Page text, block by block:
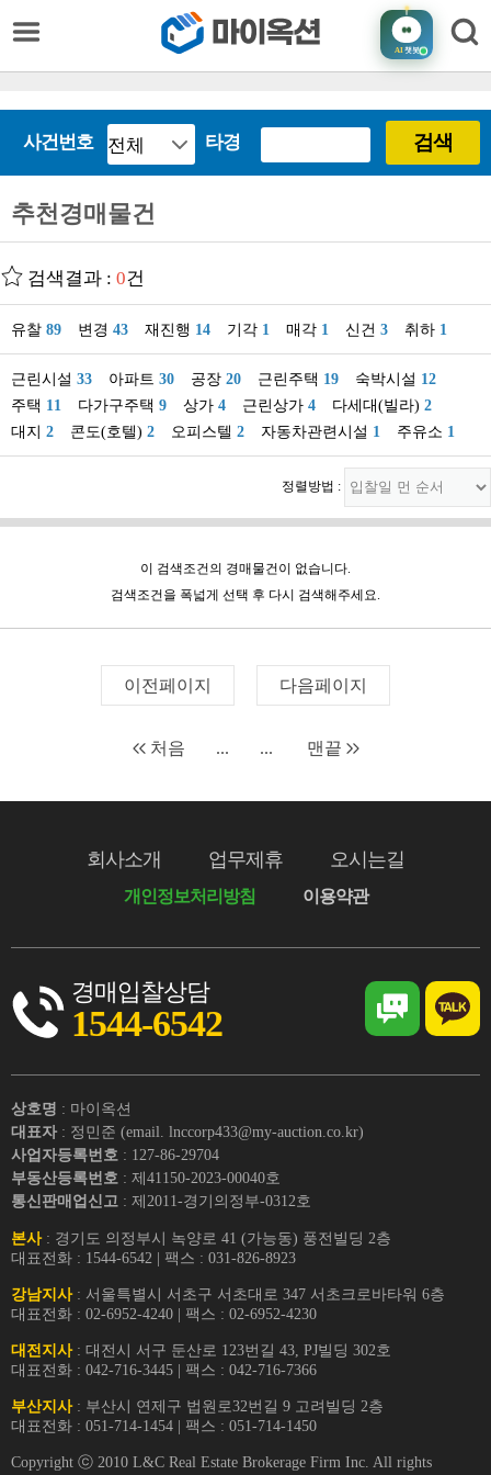
AI챗봇
사건번호 타경 검색
추천경매물건
검색결과 : 0건
유찰 89 변경 43 재진행 14 기각 1 매각 1 신건 3 취하 1
근린시설 33 아파트 30 공장 20 근린주택 19 숙박시설 12
주택 11 다가구주택 9 상가 4 근린상가 4 다세대(빌라) 2
대지 2 콘도(호텔) 2 오피스텔 2 자동차관련시설 1 주유소 1
정렬방법 :
이 검색조건의 경매물건이 없습니다.
검색조건을 폭넓게 선택 후 다시 검색해주세요.
이전페이지 다음페이지
처음 ... ... 맨끝
회사소개 업무제휴 오시는길
개인정보처리방침 이용약관
경매입찰상담
1544-6542
상호명 : 마이옥션
대표자 : 정민준 (email. lnccorp433@my-auction.co.kr)
사업자등록번호 : 127-86-29704
부동산등록번호 : 제41150-2023-00040호
통신판매업신고 : 제2011-경기의정부-0312호
본사: 경기도 의정부시 녹양로 41 (가능동) 풍전빌딩 2층
대표전화 : 1544-6542 | 팩스 : 031-826-8923
강남지사: 서울특별시 서초구 서초대로 347 서초크로바타워 6층
대표전화 : 02-6952-4240 | 팩스 : 02-6952-4230
대전지사: 대전시 서구 둔산로 123번길 43, PJ빌딩 302호
대표전화 : 042-716-3445 | 팩스 : 042-716-7366
부산지사: 부산시 연제구 법원로32번길 9 고려빌딩 2층
대표전화 : 051-714-1454 | 팩스 : 051-714-1450
Copyright ⓒ 2010 L&C Real Estate Brokerage Firm Inc. All rights